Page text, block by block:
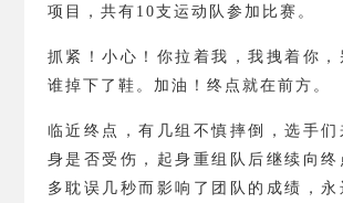
项目，共有 10支运动队参加比赛。
抓紧！小心！你拉着我，我拽着你，
谁掉下了鞋。加油！终点就在前方。
临近终点，有几组不慎摔倒，选手们
身是否受伤，起身重组队后继续向终
多耽误几秒而影响了团队的成绩，永